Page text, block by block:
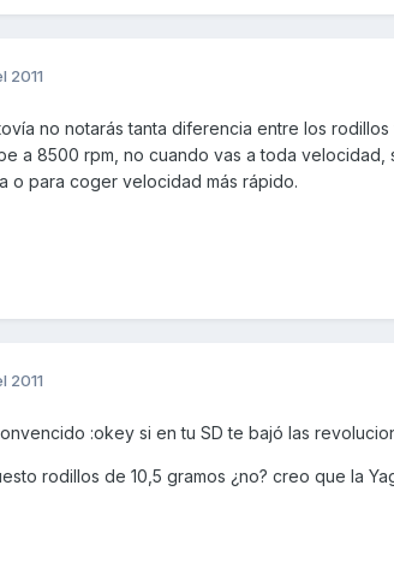
2011
no notarás tanta diferencia entre los
a 8500 rpm, no cuando vas a toda velocidad,
o para coger velocidad más rápido.
2011
:okey si en tu SD te bajó las
rodillos de 10,5 gramos ¿no? creo que la